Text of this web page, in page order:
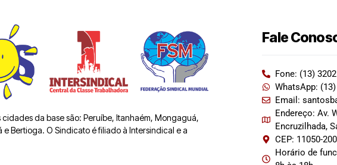
cidades da base são: Peruíbe, Itanhaém, Mongaguá,
Bertioga. O Sindicato é filiado à Intersindical e a
Fale
Fone: (13)
WhatsApp:
Email:
Endereço: Av.
Encruzilhada,
CEP: 11050-200
Horário de